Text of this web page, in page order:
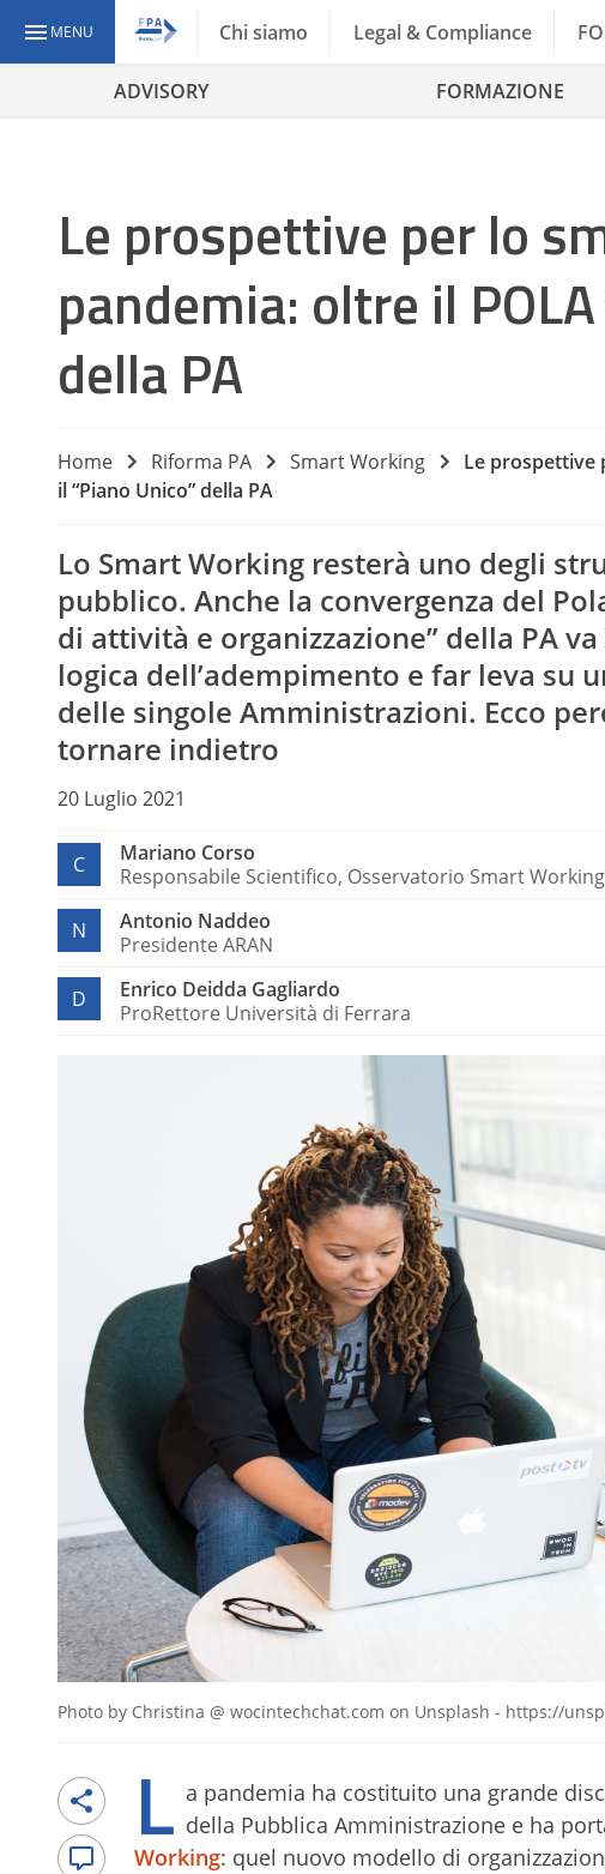
MENU Chi siamo Legal & Compliance
ADVISORY FORMAZIONE
Le prospettive per lo
pandemia: oltre il
della PA
Home Riforma PA Smart Working
Le prospettive
il “Piano Unico” della PA
Lo Smart Working resterà uno degli
pubblico. Anche la convergenza del
di attività e organizzazione” della PA
logica dell’adempimento e far leva su
delle singole Amministrazioni. Ecco
tornare indietro
20 Luglio 2021
C
Mariano Corso
Responsabile Scientifico, Osservatorio Smart
N
Antonio Naddeo
Presidente ARAN
D
Enrico Deidda Gagliardo
ProRettore Università di Ferrara
Photo by Christina @ wocintechchat.com on Unsplash - https://
L a pandemia ha costituito una grande
della Pubblica Amministrazione e ha
Working: quel nuovo modello di